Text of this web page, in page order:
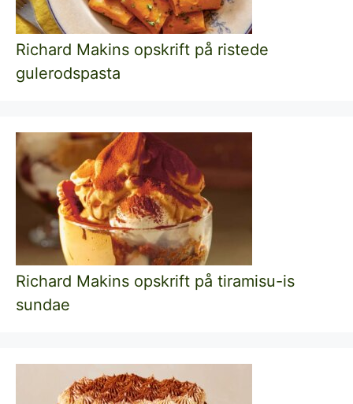
Richard Makins opskrift på ristede
gulerodspasta
Richard Makins opskrift på tiramisu-is
sundae